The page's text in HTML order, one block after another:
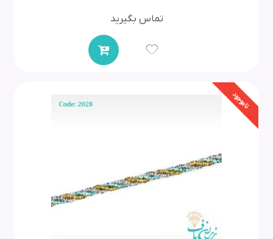
تماس بگیرید
ناموجود